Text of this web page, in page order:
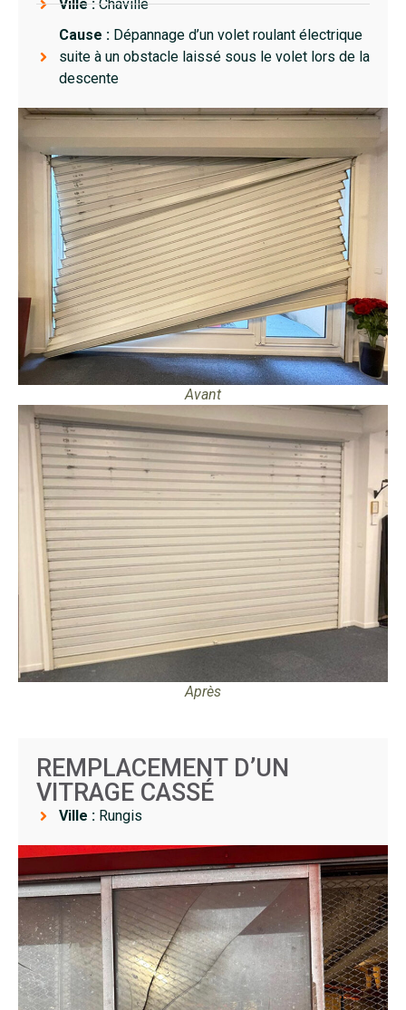
Ville :Chaville
Cause : Dépannage d’un volet roulant électrique
suite à un obstacle laissé sous le volet lors de la
descente
Avant
Après
REMPLACEMENT D’UN
VITRAGE CASSÉ
Ville : Rungis